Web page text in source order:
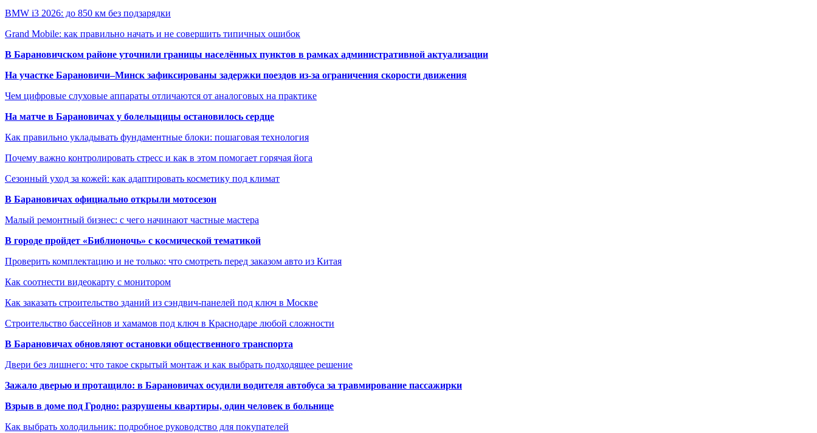
BMW i3 2026: до 850 км без подзарядки
Grand Mobile: как правильно начать и не совершить типичных ошибок
В Барановичском районе уточнили границы населённых пунктов в рамках административной актуализации
На участке Барановичи–Минск зафиксированы задержки поездов из-за ограничения скорости движения
Чем цифровые слуховые аппараты отличаются от аналоговых на практике
На матче в Барановичах у болельщицы остановилось сердце
Как правильно укладывать фундаментные блоки: пошаговая технология
Почему важно контролировать стресс и как в этом помогает горячая йога
Сезонный уход за кожей: как адаптировать косметику под климат
В Барановичах официально открыли мотосезон
Малый ремонтный бизнес: с чего начинают частные мастера
В городе пройдет «Библионочь» с космической тематикой
Проверить комплектацию и не только: что смотреть перед заказом авто из Китая
Как соотнести видеокарту с монитором
Как заказать строительство зданий из сэндвич-панелей под ключ в Москве
Строительство бассейнов и хамамов под ключ в Краснодаре любой сложности
В Барановичах обновляют остановки общественного транспорта
Двери без лишнего: что такое скрытый монтаж и как выбрать подходящее решение
Зажало дверью и протащило: в Барановичах осудили водителя автобуса за травмирование пассажирки
Взрыв в доме под Гродно: разрушены квартиры, один человек в больнице
Как выбрать холодильник: подробное руководство для покупателей